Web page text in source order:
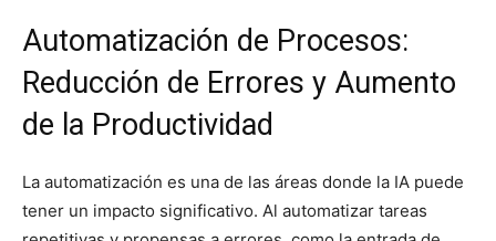
Automatización de Procesos:
Reducción de Errores y Aumento
de la Productividad
La automatización es una de las áreas donde la IA puede
tener un impacto significativo. Al automatizar tareas